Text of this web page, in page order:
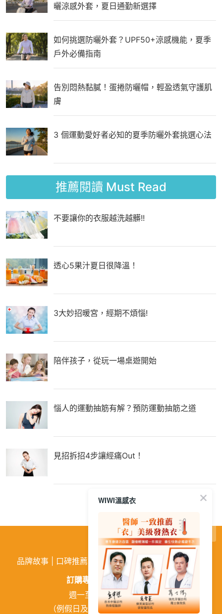
曬涼感外套，夏日通勤新選擇
如何挑選防曬外套？UPF50+涼感機能，夏季
戶外必備指南
告別悶熱黏膩！蛋捲防曬帽，輕盈透氣守護肌
膚
3 個運動愛好者必知的夏季防曬外套挑選心法
推薦閱讀 Must Read
不要讓你的衣服越洗越髒!!
透心5果汁夏日很降溫！
3大妙招暖宮，經期不煩惱!
陪伴孩子，從玩一場桌遊開始
惱人的運動抽筋有解？預防運動抽筋之道
見招拆招4步讓經痛Out！
品牌故事 口碑推薦 購物需知 | 活動訊息 |企業徵才
訂購專線:
02-26026810
週一至週五 9:00~18:00
（例假日及中午12:00~13:00休息）
WIWI溫感衣